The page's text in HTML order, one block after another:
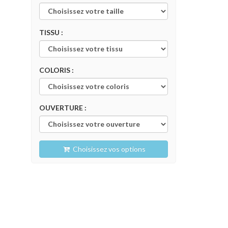
TISSU :
COLORIS :
OUVERTURE :
Choisissez vos options